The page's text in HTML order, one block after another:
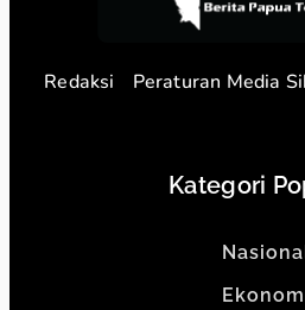
Redaksi Peraturan Media
Kategori